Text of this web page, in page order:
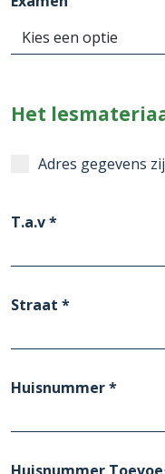
Het
Adres gegevens
T.a.v *
Straat *
Huisnummer *